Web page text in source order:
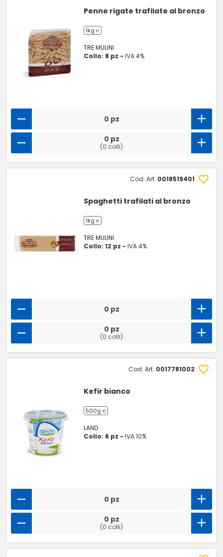
Penne rigate trafilate al bronzo
1kg ℮
TRE MULINI
Collo: 8 pz -IVA 4%
0 pz
0 pz
(0 colli)
Cod. Art. 0018519401
Spaghetti trafilati al bronzo
1kg ℮
TRE MULINI
Collo: 12 pz -IVA 4%
0 pz
0 pz
(0 colli)
Cod. Art. 0017781002
Kefir bianco
500g ℮
LAND
Collo: 6 pz -IVA 10%
0 pz
0 pz
(0 colli)